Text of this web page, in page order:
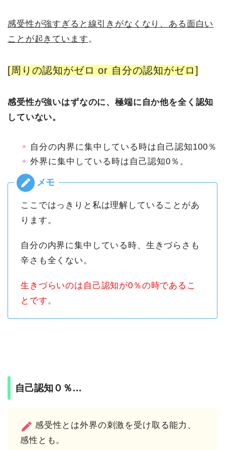
感受性が強すぎると線引きがなくなり、ある面白い
ことが起きています。
[周りの認知がゼロ or 自分の認知がゼロ]
感受性が強いはずなのに、極端に自か他を全く認知
していない。
自分の内界に集中している時は自己認知100％
外界に集中している時は自己認知0％。
ここではっきりと私は理解していることがあ
ります。
自分の内界に集中している時、生きづらさも
辛さも全くない。
生きづらいのは自己認知が0％の時であるこ
とです。
自己認知０％…
感受性とは外界の刺激を受け取る能力、
感性とも。